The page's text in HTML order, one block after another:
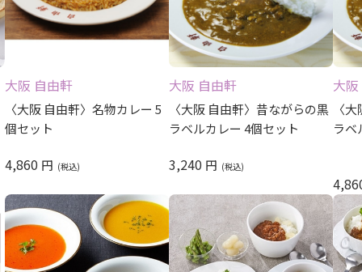
大阪 自由軒
〈大阪 自由軒〉名物カレー 5
個セット
4,860 円
大阪 自由軒
〈大阪 自由軒〉昔ながらの黒
ラベルカレー 4個セット
3,240 円
大
〈
ラベ